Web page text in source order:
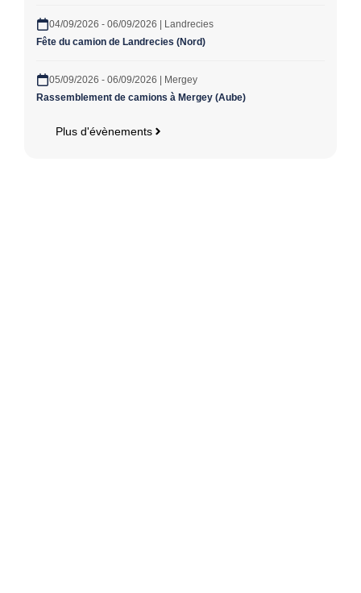
04/09/2026 - 06/09/2026 | Landrecies
Fête du camion de Landrecies (Nord)
05/09/2026 - 06/09/2026 | Mergey
Rassemblement de camions à Mergey (Aube)
Plus d'évènements